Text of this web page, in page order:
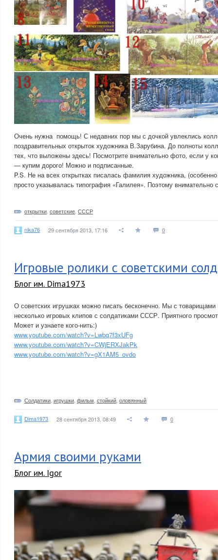
Очень нужна помощь! С недавних пор мы с дочкой увлеклись
поздравительных открыток художника В.Зарубина. До полноты
тех, что выложены здесь! Посмотрите внимательно фото, если у
— купим дорого! Можно и подписанные.
P.S. Не на всех открытках писалась фамилия художника,
просто указывалась типография «Галилея». Поэтому внимательно
открытки советские СССР
nika76 29 сентября 2013, 17:16 0
Игровые ролики с советскими
Блог им. Dima1973
О советских игрушках можно писать бесконечно. Мы с
несколько игровых клипов с солдатиками СССР. Приятного
Может и узнаете кого-нить:)
www.youtube.com/watch?v=Lwbq7f3xUFg
www.youtube.com/watch?v=CWjERXJakPk
www.youtube.com/watch?v=gX1AM5_ovdo
Солдатики игрушки фильм стойкий оловянный
Dima1973 28 сентября 2013, 08:49 0
Армия своими руками
Блог им. Igor